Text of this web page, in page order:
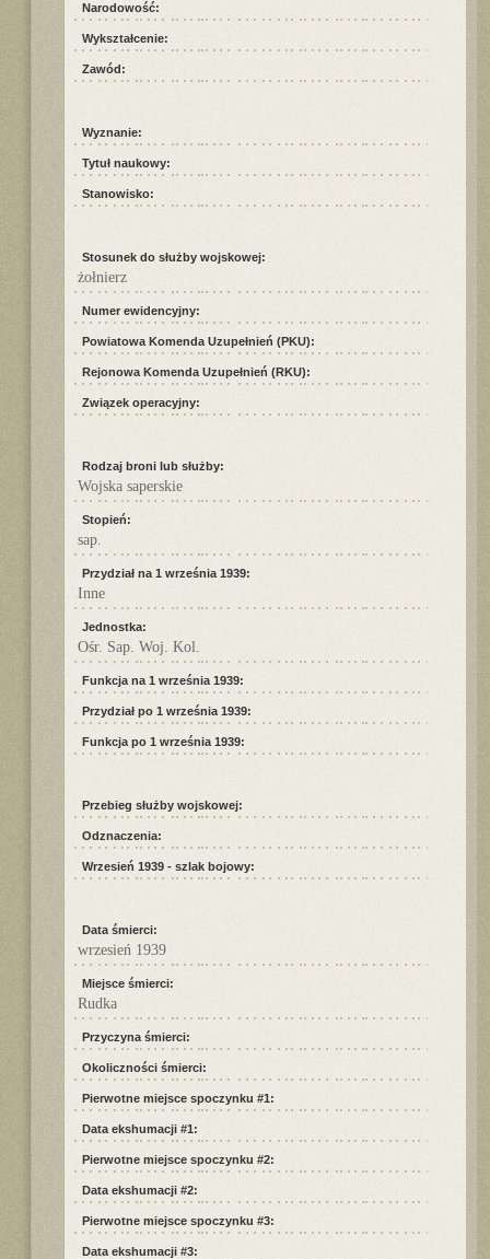
Narodowość:
Wykształcenie:
Zawód:
Wyznanie:
Tytuł naukowy:
Stanowisko:
Stosunek do służby wojskowej:
żołnierz
Numer ewidencyjny:
Powiatowa Komenda Uzupełnień (PKU):
Rejonowa Komenda Uzupełnień (RKU):
Związek operacyjny:
Rodzaj broni lub służby:
Wojska saperskie
Stopień:
sap.
Przydział na 1 września 1939:
Inne
Jednostka:
Ośr. Sap. Woj. Kol.
Funkcja na 1 września 1939:
Przydział po 1 września 1939:
Funkcja po 1 września 1939:
Przebieg służby wojskowej:
Odznaczenia:
Wrzesień 1939 - szlak bojowy:
Data śmierci:
wrzesień 1939
Miejsce śmierci:
Rudka
Przyczyna śmierci:
Okoliczności śmierci:
Pierwotne miejsce spoczynku #1:
Data ekshumacji #1:
Pierwotne miejsce spoczynku #2:
Data ekshumacji #2:
Pierwotne miejsce spoczynku #3:
Data ekshumacji #3: